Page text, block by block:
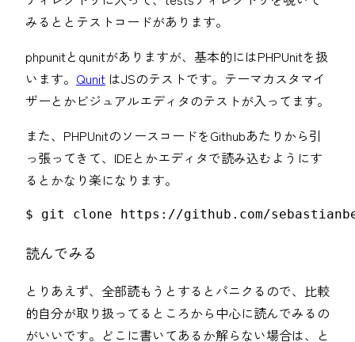
みるととテストコードがあります。
phpunitとqunitがありますが、基本的にはPHPUnitを扱
います。 Qunit はJSのテストです。テーマカスタマイ
ザーとかビジュアルエディタのテストが入ってます。
また、PHPUnitのソースコードをGithubあたりから引
っ張ってきて、IDEとかエディタで読み込むようにす
るとかなり楽になります。
$ git clone https://github.com/
読んでみる
とりあえず、全部読もうとするとパニクるので、比較
的自分が取り扱ってるところから中心に読んでみるの
がいいです。どこに書いてあるか解らない場合は、と